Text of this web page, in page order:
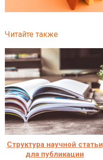
Читайте также
Структура научной статьи
для публикации